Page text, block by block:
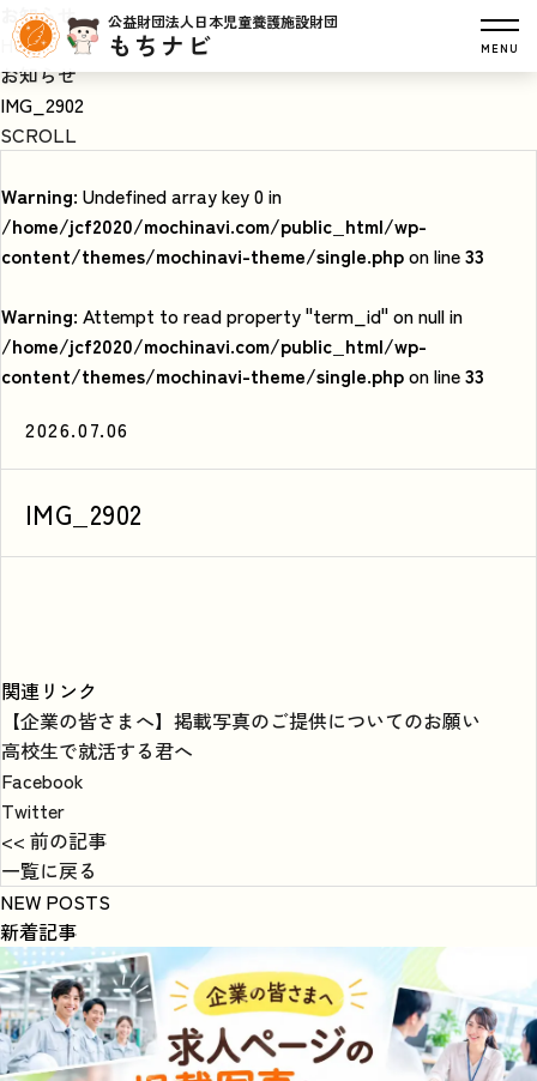
公益財団法人日本児童養護施設財団
もちナビ MENU
お知らせ
HOME
お知らせ
IMG_2902
SCROLL
Warning: Undefined array key 0 in
/home/jcf2020/mochinavi.com/public_html/wp-
content/themes/mochinavi-theme/single.phpon line33
Warning: Attempt to read property "term_id" on null in
/home/jcf2020/mochinavi.com/public_html/wp-
content/themes/mochinavi-theme/single.phpon line33
2026.07.06
IMG_2902
関連リンク
【企業の皆さまへ】掲載写真のご提供についてのお願い
高校生で就活する君へ
Facebook
Twitter
<< 前の記事
一覧に戻る
NEW POSTS
新着記事